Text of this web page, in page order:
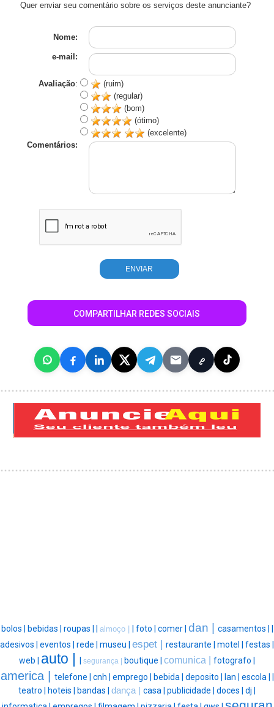
Quer enviar seu comentário sobre os serviços deste anunciante?
Nome:
e-mail:
Avaliação:
(ruim)
(regular)
(bom)
(ótimo)
(excelente)
Comentários:
COMPARTILHAR REDES SOCIAIS
bolos | bebidas | roupas | | almoço | | foto | comer | dan | casamentos | |
adesivos | eventos | rede | museu | espet | restaurante | motel | festas |
web | auto | | segurança | boutique | comunica | fotografo |
america | telefone | cnh | emprego | bebida | deposito | lan | escola | |
teatro | hoteis | bandas | dança | casa | publicidade | doces | dj |